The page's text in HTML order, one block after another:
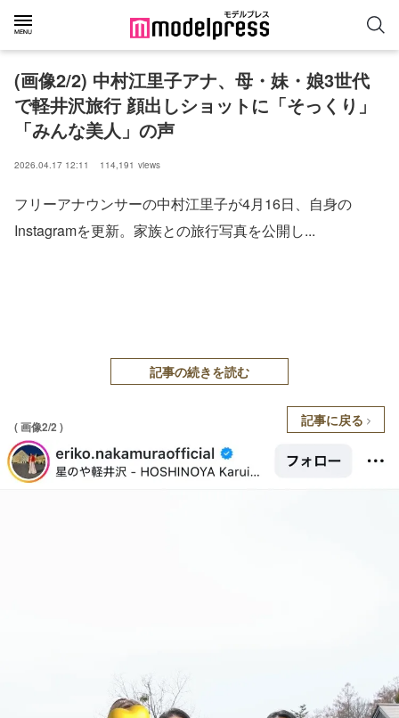
(画像2/2) 中村江里子アナ、母・妹・娘3世代
で軽井沢旅行 顔出しショットに「そっくり」
「みんな美人」の声
2026.04.17 12:11 114,191 views
フリーアナウンサーの中村江里子が4月16日、自身の
Instagramを更新。家族との旅行写真を公開し...
記事の続きを読む
( 画像2/2 ) 記事に戻る